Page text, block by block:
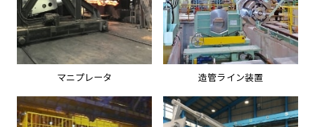
マニプレータ 造管ライン装置